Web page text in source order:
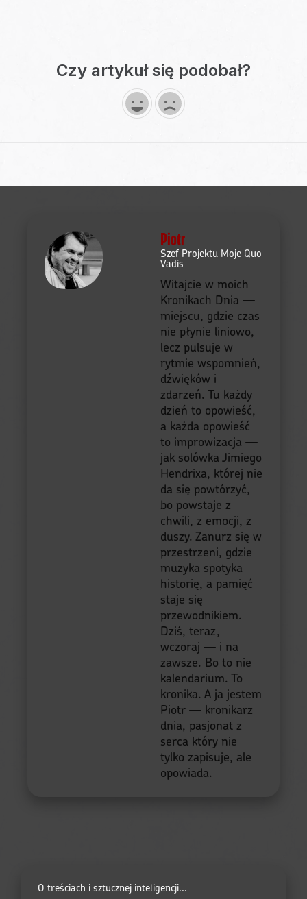
Czy artykuł się podobał?
Piotr
Szef Projektu Moje Quo
Vadis
Witajcie w moich
Kronikach Dnia —
miejscu, gdzie czas
nie płynie liniowo,
lecz pulsuje w
rytmie wspomnień,
dźwięków i
zdarzeń. Tu każdy
dzień to opowieść,
a każda opowieść
to improwizacja —
jak solówka Jimiego
Hendrixa, której nie
da się powtórzyć,
bo powstaje z
chwili, z emocji, z
duszy. Zanurz się w
przestrzeni, gdzie
muzyka spotyka
historię, a pamięć
staje się
przewodnikiem.
Dziś, teraz,
wczoraj — i na
zawsze. Bo to nie
kalendarium. To
kronika. A ja jestem
Piotr — kronikarz
dnia, pasjonat z
serca który nie
tylko zapisuje, ale
opowiada.
O treściach i sztucznej inteligencji...